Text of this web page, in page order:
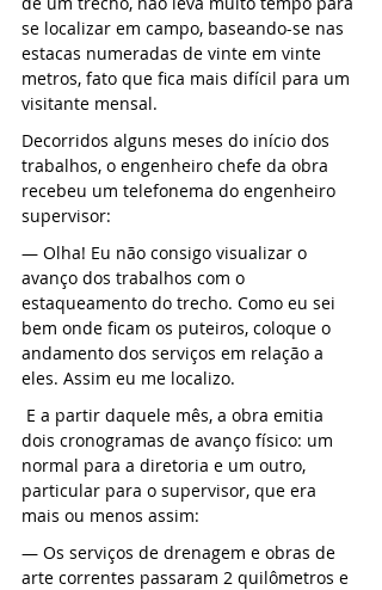
se localizar em campo, baseando-se nas
estacas numeradas de vinte em vinte
metros, fato que fica mais difícil para um
visitante mensal.
Decorridos alguns meses do início dos
trabalhos, o engenheiro chefe da obra
recebeu um telefonema do engenheiro
supervisor:
— Olha! Eu não consigo visualizar o
avanço dos trabalhos com o
estaqueamento do trecho. Como eu sei
bem onde ficam os puteiros, coloque o
andamento dos serviços em relação a
eles. Assim eu me localizo.
dois cronogramas de avanço físico: um
normal para a diretoria e um outro,
particular para o supervisor, que era
mais ou menos assim:
— Os serviços de drenagem e obras de
arte correntes passaram 2 quilômetros e